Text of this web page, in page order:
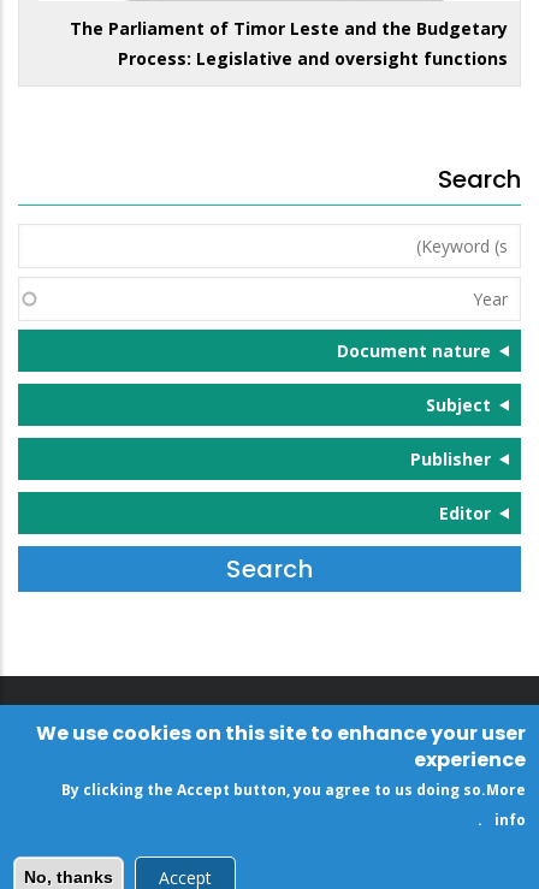
The Parliament of Timor Leste and the Budgetary
Process: Legislative and oversight functions
Search
Keyword
(s)
Year
Document nature
Subject
Publisher
Editor
We use cookies on this site to enhance your user
experience
By clicking the Accept button, you agree to us doing so.More
info
.
Accept
No, thanks